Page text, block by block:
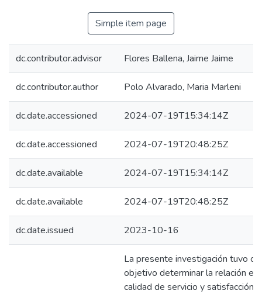
Simple item page
dc.contributor.advisor Flores Ballena, Jaime Jaime
dc.contributor.author Polo Alvarado, Maria Marleni
dc.date.accessioned 2024-07-19T15:34:14Z
dc.date.accessioned 2024-07-19T20:48:25Z
dc.date.available 2024-07-19T15:34:14Z
dc.date.available 2024-07-19T20:48:25Z
dc.date.issued 2023-10-16
La presente investigación tuvo
objetivo determinar la relación
calidad de servicio y satisfacción